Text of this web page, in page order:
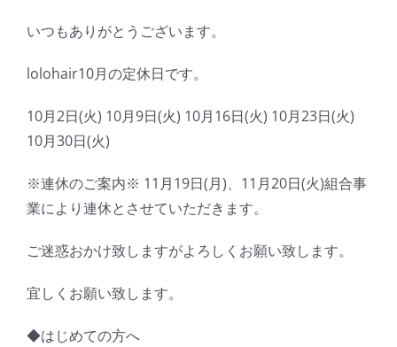
いつもありがとうございます。
lolohair10月の定休日です。
10月2日(火) 10月9日(火) 10月16日(火) 10月23日(火)
10月30日(火)
※連休のご案内※ 11月19日(月)、11月20日(火)組合事
業により連休とさせていただきます。
ご迷惑おかけ致しますがよろしくお願い致します。
宜しくお願い致します。
◆はじめての方へ